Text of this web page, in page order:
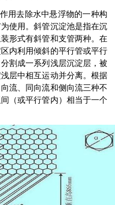
用去除水中悬浮物的一种构
使用。斜管沉淀池是指在沉
形式有斜管和支管两种。在
内利用倾斜的平行管或平行
割成一系列浅层沉淀层，被
层中相互运动并分离。根据
流、同向流和侧向流三种不
（或平行管内）相当于一个